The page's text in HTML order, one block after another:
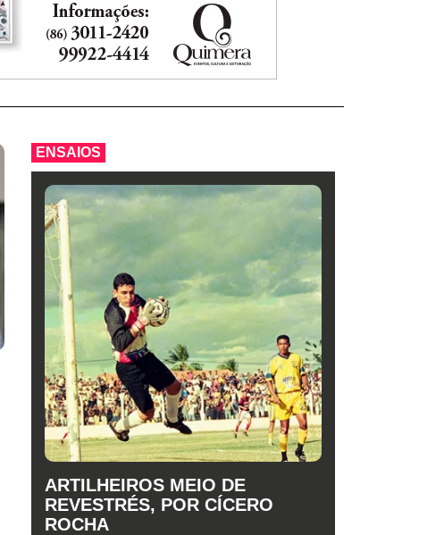
ENSAIOS
ARTILHEIROS MEIO DE
REVESTRÉS, POR CÍCERO
ROCHA